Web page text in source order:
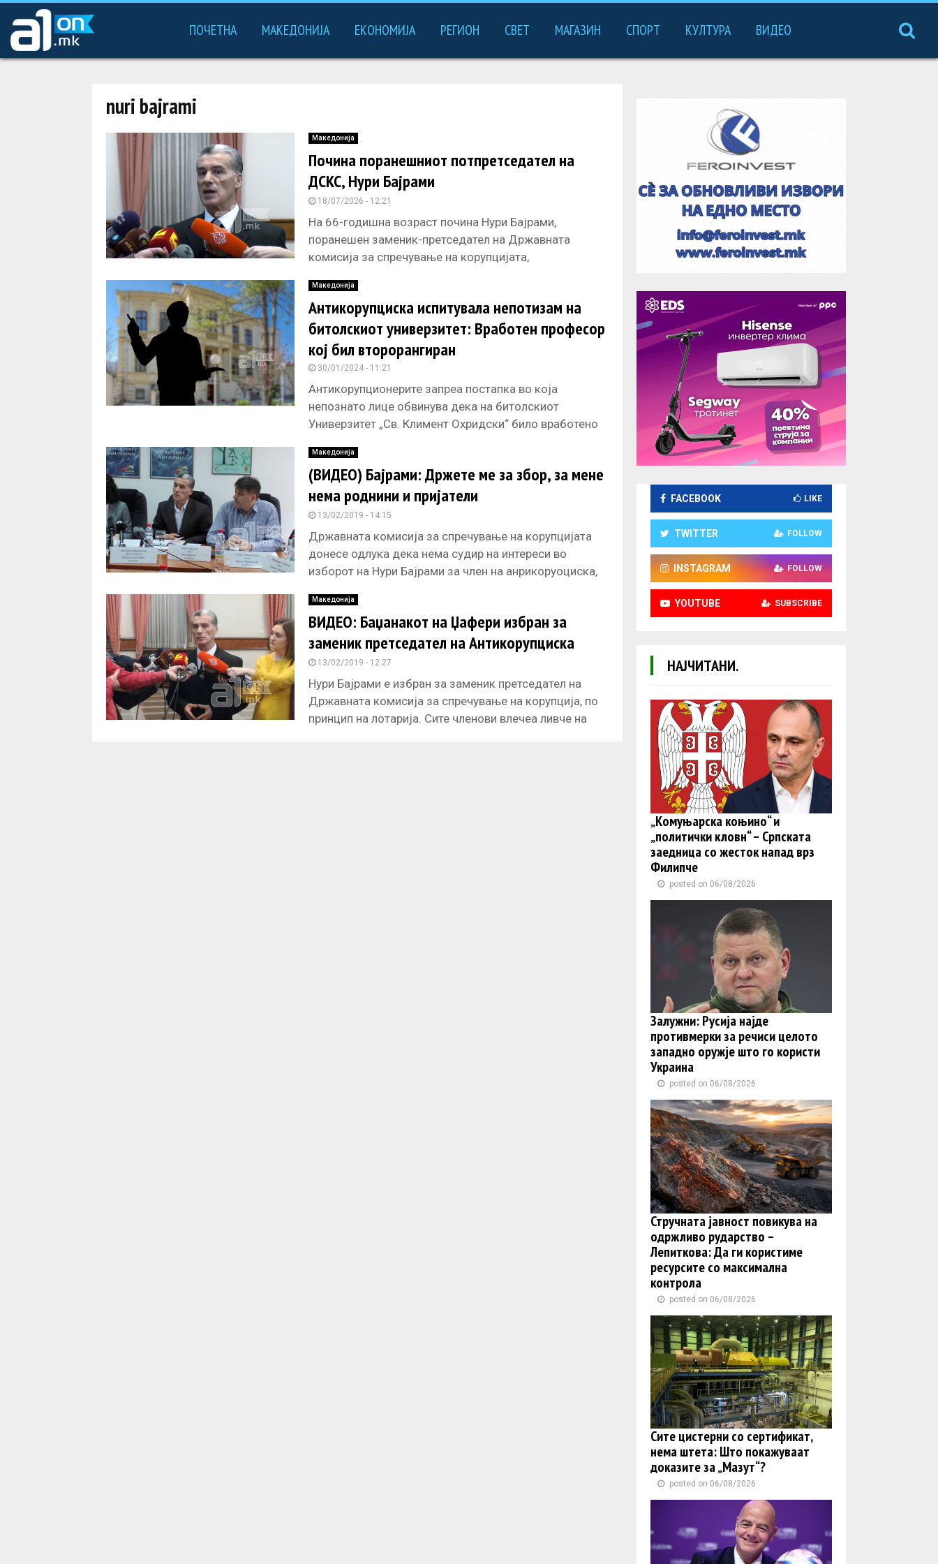
ПОЧЕТНА МАКЕДОНИЈА ЕКОНОМИЈА РЕГИОН СВЕТ МАГАЗИН СПОРТ КУЛТУРА ВИДЕО
nuri bajrami
Македонија
Почина поранешниот потпретседател на
ДСКС, Нури Бајрами
18/07/2026 - 12:21
На 66-годишна возраст почина Нури Бајрами,
поранешен заменик-претседател на Државната
комисија за спречување на корупцијата,
правник по
Македонија
Антикорупциска испитувала непотизам на
битолскиот универзитет: Вработен професор
кој бил второрангиран
30/01/2024 - 11:21
Антикорупционерите запреа постапка во која
непознато лице обвинува дека на битолскиот
Универзитет „Св. Климент Охридски“ било вработено
заМакедонија
(ВИДЕО) Бајрами: Држете ме за збор, за мене
нема роднини и пријатели
13/02/2019 - 14:15
Државната комисија за спречување на корупцијата
донесе одлука дека нема судир на интереси во
изборот на Нури Бајрами за член на анрикоруоциска,
Македонија
ВИДЕО: Баџанакот на Џафери избран за
заменик претседател на Антикорупциска
13/02/2019 - 12:27
Нури Бајрами е избран за заменик претседател на
Државната комисија за спречување на корупција, по
принцип на лотарија. Сите членови влечеа ливче на
FACEBOOK LIKE
TWITTER FOLLOW
INSTAGRAM FOLLOW
YOUTUBE SUBSCRIBE
НАЈЧИТАНИ.
„Комуњарска коњино“ и
„политички кловн“ – Српската
заедница со жесток напад врз
Филипче
posted on 06/08/2026
Залужни: Русија најде
противмерки за речиси целото
западно оружје што го користи
Украина
posted on 06/08/2026
Стручната јавност повикува на
одржливо рударство –
Лепиткова: Да ги користиме
ресурсите со максимална
контрола
posted on 06/08/2026
Сите цистерни со сертификат,
нема штета: Што покажуваат
доказите за „Мазут“?
posted on 06/08/2026